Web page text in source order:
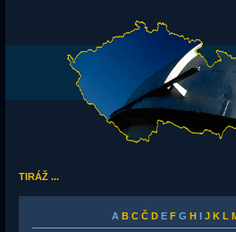
TIRÁŽ ...
A B C Č D E F G H I J K L